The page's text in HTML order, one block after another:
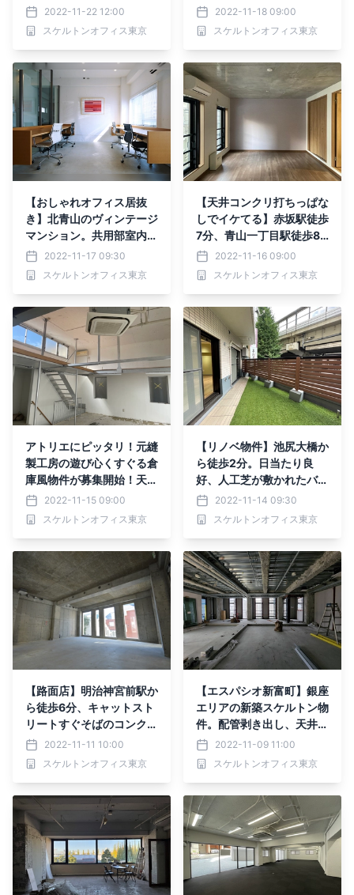
フォンブース、会議室、受
付ブースつき充実設備のセ
ットアップオフィス物件を
2022-11-22 12:00
スケルトンオフィス東京
嬉しい作り込めるおしゃれ
空間。オフィスや店舗物件
としても利用可能。
2022-11-18 09:00
スケルトンオフィス東京
【おしゃれオフィス居抜
き】北青山のヴィンテージ
マンション。共用部室内と
もに綺麗にリノベされた最
上階角部屋に空き予定出ま
した！
2022-11-17 09:30
スケルトンオフィス東京
【天井コンクリ打ちっぱな
しでイケてる】赤坂駅徒歩
7分、青山一丁目駅徒歩8
分の人気エリアにおしゃれ
新築物件登場！
2022-11-16 09:00
スケルトンオフィス東京
アトリエにピッタリ！元縫
製工房の遊び心くすぐる倉
庫風物件が募集開始！天高
3.8mのコンクリ剥き出し
スケルトンがたまらなくお
しゃれ。
2022-11-15 09:00
スケルトンオフィス東京
【リノベ物件】池尻大橋か
ら徒歩2分。日当たり良
好、人工芝が敷かれたバル
コニー付き物件が入居者募
集開始しました！
2022-11-14 09:30
スケルトンオフィス東京
【路面店】明治神宮前駅か
ら徒歩6分、キャットスト
リートすぐそばのコンクリ
ート打ちっぱなし物件が登
場！全面コンクリで重厚感
たっぷりの躯体。
2022-11-11 10:00
スケルトンオフィス東京
【エスパシオ新富町】銀座
エリアの新築スケルトン物
件。配管剥き出し、天井が
抜けた完全スケルトンだか
らできる自分たちらしいオ
フィスづくり。
2022-11-09 11:00
スケルトンオフィス東京